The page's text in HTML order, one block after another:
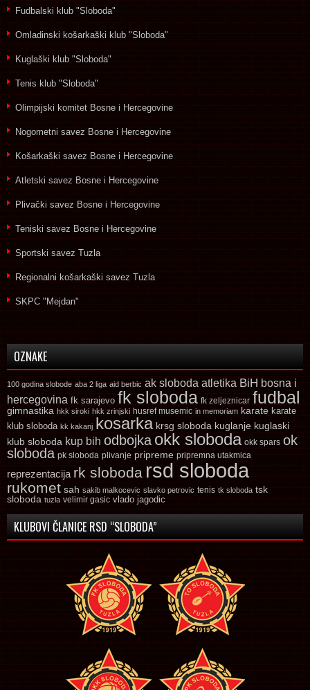
Fudbalski klub "Sloboda"
Omladinski košarkaški klub "Sloboda"
Kuglaški klub "Sloboda"
Tenis klub "Sloboda"
Olimpijski komitet Bosne i Hercegovine
Nogometni savez Bosne i Hercegovine
Košarkaški savez Bosne i Hercegovine
Atletski savez Bosne i Hercegovine
Plivački savez Bosne i Hercegovine
Teniski savez Bosne i Hercegovine
Sportski savez Tuzla
Regionalni košarkaški savez Tuzla
SKPC "Mejdan"
OZNAKE
100 godina slobode aba 2 liga aid berbic ak sloboda atletika BiH bosna i
hercegovina fk sarajevo fk sloboda fk zeljeznicar fudbal
gimnastika hkk siroki hkk zrinjski husref musemic in memoriam karate karate
klub sloboda kk kakanj kosarka krsg sloboda kuglanje kuglaski
klub sloboda kup bih odbojka okk sloboda okk spars ok
sloboda pk sloboda plivanje pripreme pripremna utakmica
reprezentacija rk sloboda rsd sloboda
rukomet sah sakib malkocevic slavko petrovic tenis tk sloboda tsk
sloboda tuzla velimir gasic vlado jagodic
KLUBOVI ČLANICE RSD “SLOBODA”